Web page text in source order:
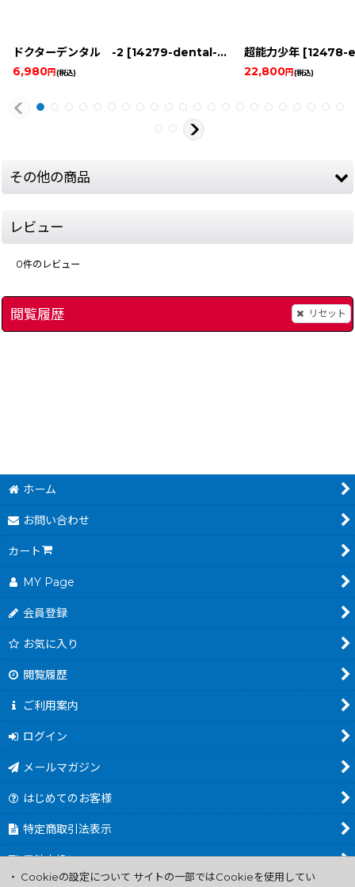
ドクターデンタル -2 [14279-dental-game-watch ]
6,980円(税込)
超能力少年 [12478-
22,800円(税込)
その他の商品
レビュー
0件のレビュー
閲覧履歴 リセット
ホーム
お問い合わせ
カート
MY Page
会員登録
お気に入り
閲覧履歴
ご利用案内
ログイン
メールマガジン
はじめてのお客様
特定商取引法表示
電池交換について
・ Cookieの設定について サイトの一部ではCookieを使用してい